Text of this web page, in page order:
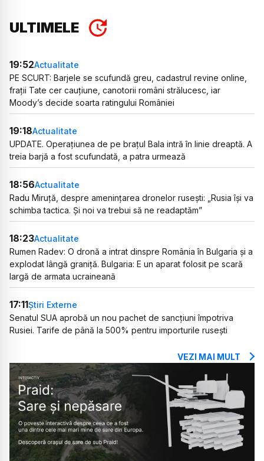
ULTIMELE
19:52Actualitate
PE SCURT: Barjele se scufundă greu, cadastrul revine online,
frații Tate cer cauțiune, canotorii români strălucesc, iar
Moody’s decide soarta ratingului României
19:18Actualitate
UPDATE. Operațiunea de pe brațul Bala intră în linie dreaptă. A
treia barjă a fost scufundată, a patra urmează
18:56Actualitate
Radu Miruță, despre amenințarea dronelor rusești: „Rusia își va
schimba tactica. Și noi va trebui să ne readaptăm”
18:23Actualitate
Rumen Radev: O dronă a intrat dinspre România în Bulgaria și a
explodat lângă graniță. Bulgaria: E un aparat folosit pe scară
largă de armata ucraineană
17:11Știri Externe
Senatul SUA aprobă un nou pachet de sancțiuni împotriva
Rusiei. Tarife de până la 500% pentru importurile rusești
VEZI MAI MULT